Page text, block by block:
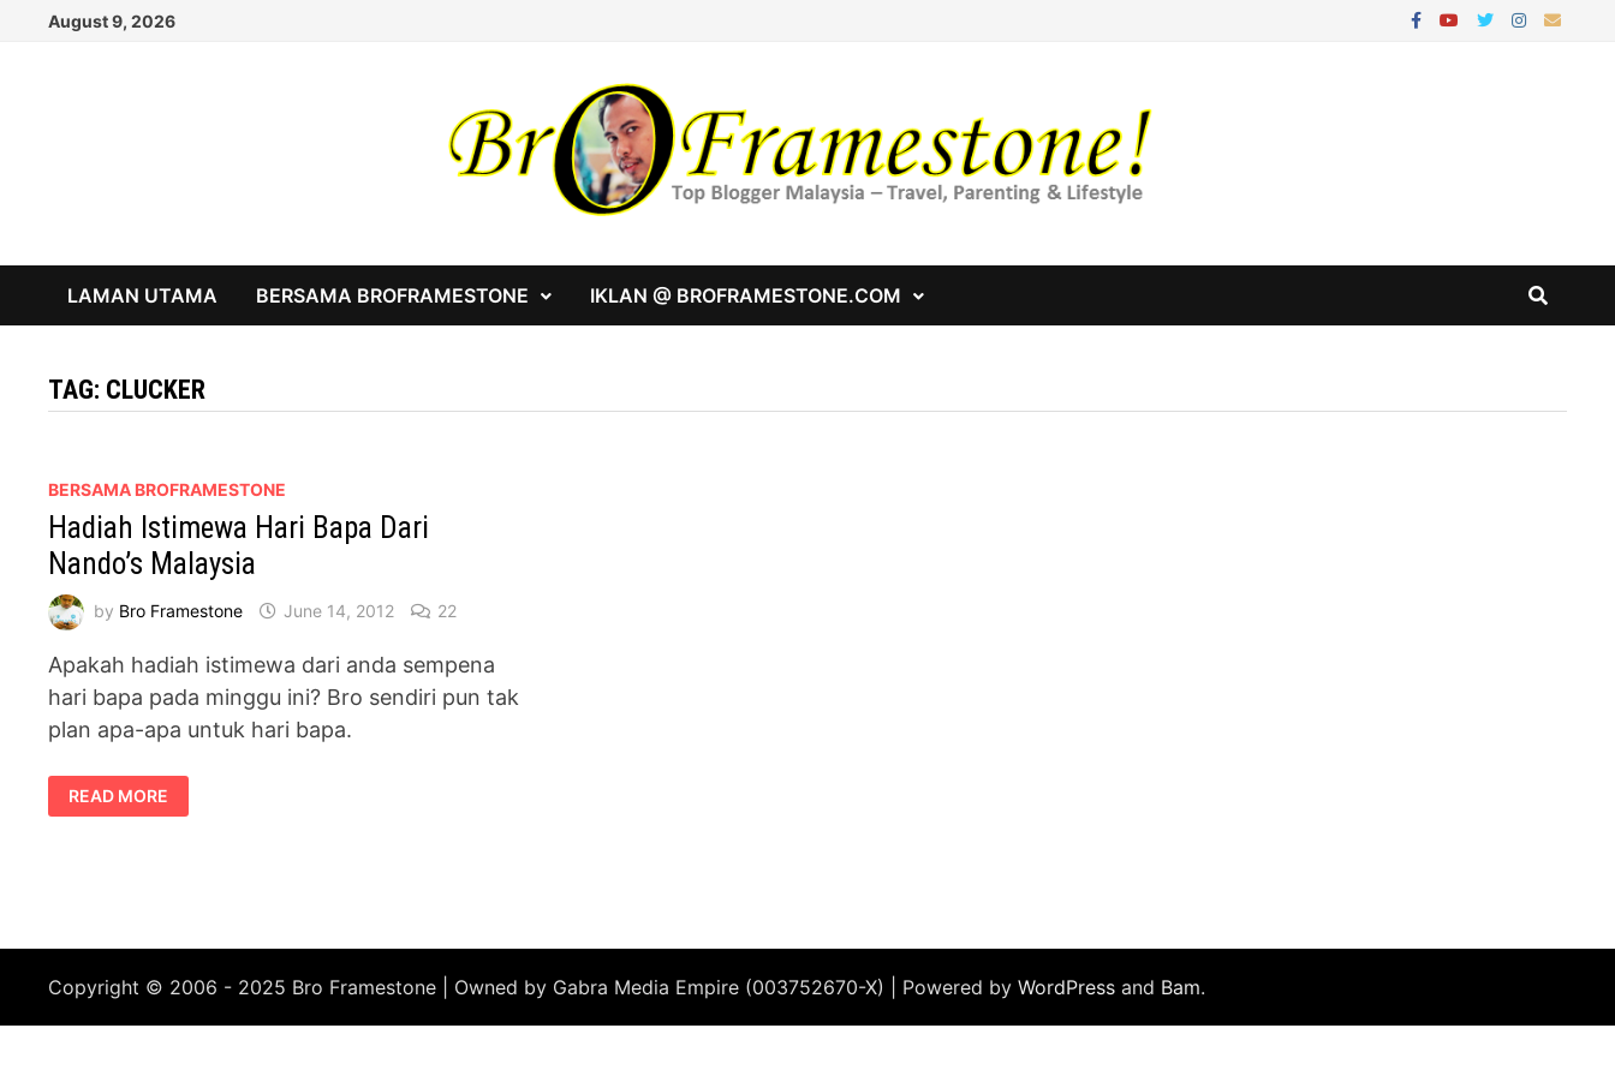
August 9, 2026
LAMAN UTAMA BERSAMA BROFRAMESTONE IKLAN @ BROFRAMESTONE.COM
TAG: CLUCKER
BERSAMA BROFRAMESTONE
Hadiah Istimewa Hari Bapa Dari
Nando’s Malaysia
by Bro Framestone June 14, 2012 22
Apakah hadiah istimewa dari anda sempena
hari bapa pada minggu ini? Bro sendiri pun tak
plan apa-apa untuk hari bapa.
HADIAH
ISTIMEWA
HARI
READ MORE
Copyright © 2006 - 2025 Bro Framestone | Owned by Gabra Media Empire (003752670-X) | Powered byWordPress and Bam.